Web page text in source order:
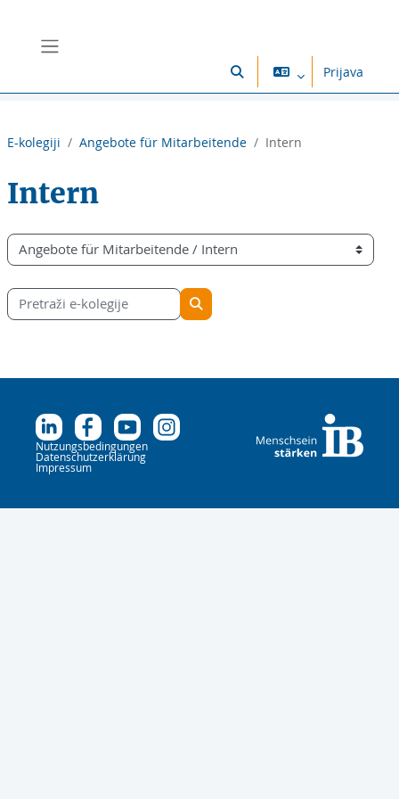
Toggle search input
Prijava
E-kolegiji Angebote für Mitarbeitende Intern
Intern
Popis e-kolegija
Pretraži e-kolegije
Pretraži e-kolegije
Nutzungsbedingungen
Datenschutzerklärung
Impressum